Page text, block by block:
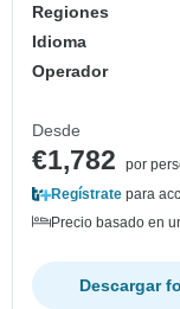
Regiones
Idioma
Operador
Desde
€1,782
por
Regístrate para
Precio basado en
Descargar